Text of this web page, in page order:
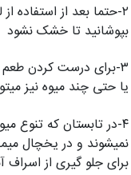
۲-حتما بعد از استفاده
بپوشانید تا خشک نشود
۳-برای درست کردن طعم
یا حتی چند میوه نیز
۴-در تابستان که تنوع
نمیشوند و در یخچال
برای جلو گیری از اسراف